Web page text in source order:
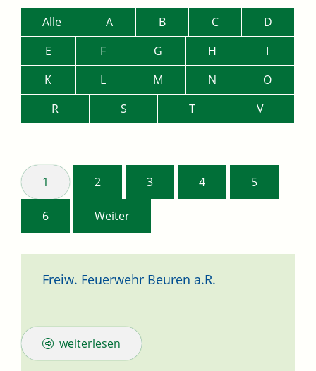
Alle A B C
D
E
F G H
I
K
L M N
O
R
S T V
1 2 3 4 5
6 Weiter
Freiw. Feuerwehr Beuren a.R.
weiterlesen